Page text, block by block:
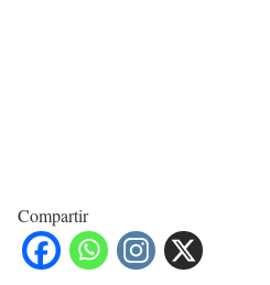
Compartir